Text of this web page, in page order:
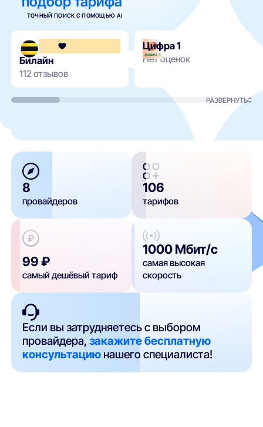
ТОЧНЫЙ ПОИСК С ПОМОЩЬЮ AI
3.6
Билайн
112 отзывов
Цифра 1
Нет оценок
РАЗВЕРНУТЬ
8
провайдеров
106
тарифов
99 ₽
самый дешёвый тариф
1000 Мбит/с
самая высокая
скорость
Если вы затрудняетесь с выбором
провайдера,закажите бесплатную
консультацию нашего специалиста!